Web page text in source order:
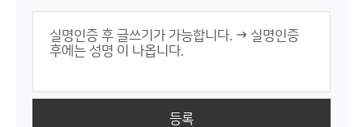
등록